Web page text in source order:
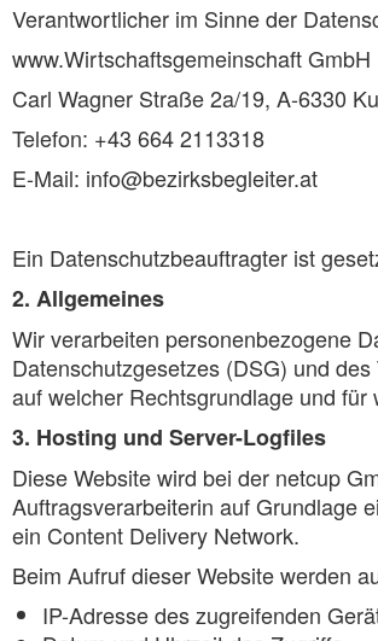
Verantwortlicher im Sinne der
www.Wirtschaftsgemeinschaft GmbH
Carl Wagner Straße 2a/19, A-6330
Telefon: +43 664 2113318
E-Mail: info@bezirksbegleiter.at
Ein Datenschutzbeauftragter ist
2. Allgemeines
Wir verarbeiten personenbezogene
Datenschutzgesetzes (DSG) und
auf welcher Rechtsgrundlage und für
3. Hosting und Server-Logfiles
Diese Website wird bei der netcup
Auftragsverarbeiterin auf Grundlage
ein Content Delivery Network.
Beim Aufruf dieser Website werden
IP-Adresse des zugreifenden